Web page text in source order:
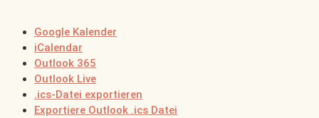
Google Kalender
iCalendar
Outlook 365
Outlook Live
.ics-Datei exportieren
Exportiere Outlook .ics Datei